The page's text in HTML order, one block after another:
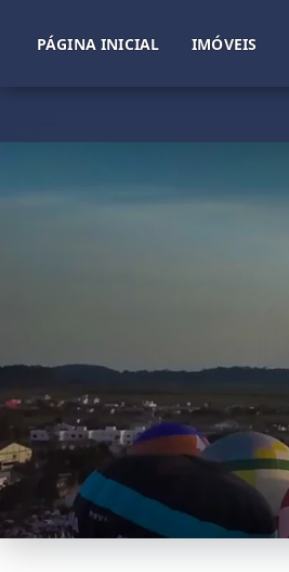
PÁGINA INICIAL IMÓVEIS